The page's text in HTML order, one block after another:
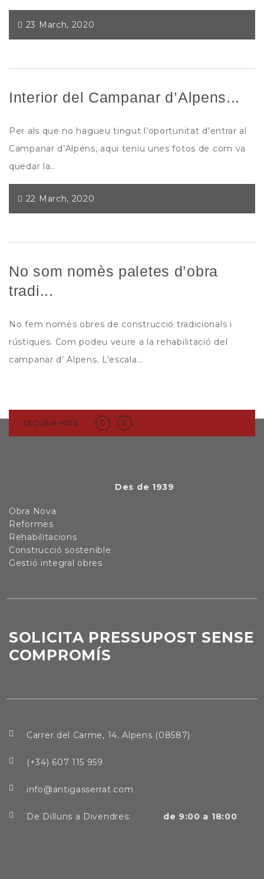
23 March, 2020
Interior del Campanar d’Alpens...
Per als que no hagueu tingut l’oportunitat d’entrar al
Campanar d’Alpens, aqui teniu unes fotos de com va
quedar la…
22 March, 2020
No som nomès paletes d’obra
tradi...
No fem nomès obres de construcció tradicionals i
rústiques. Com podeu veure a la rehabilitació del
campanar d’ Alpens. L’escala…
SEGUEIX-NOS
Des de 1939
Obra Nova
Reformes
Rehabilitacions
Construcció sostenible
Gestió integral obres
SOLICITA PRESSUPOST SENSE
COMPROMÍS
Carrer del Carme, 14. Alpens (08587)
(+34) 607 115 959
info@antigasserrat.com
De Dilluns a Divendres: de 9:00 a 18:00